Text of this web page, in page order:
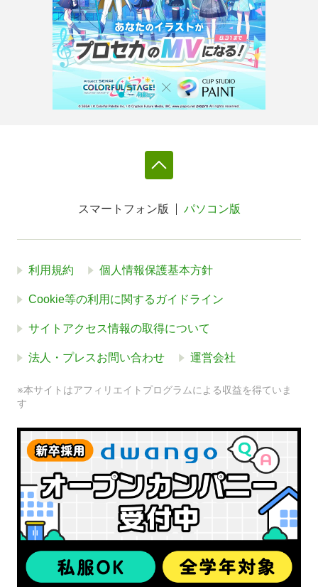
スマートフォン版 パソコン版
利用規約 個人情報保護基本方針
Cookie等の利用に関するガイドライン
サイトアクセス情報の取得について
法人・プレスお問い合わせ 運営会社
※本サイトはアフィリエイトプログラムによる収益を得ていま
す